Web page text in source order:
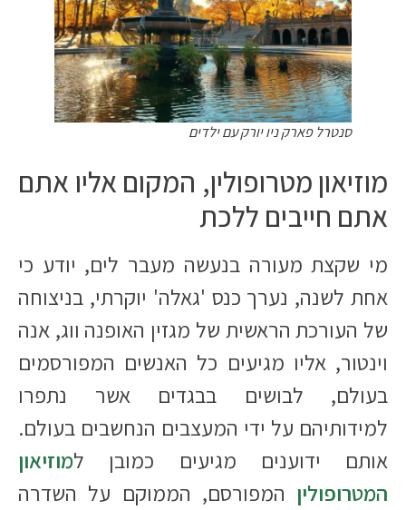
סנטרל פארק ניו יורק עם ילדים
מוזיאון מטרופולין, המקום אליו אתם
אתם חייבים ללכת
מי שקצת מעורה בנעשה מעבר לים, יודע כי
אחת לשנה, נערך כנס 'גאלה' יוקרתי, בניצוחה
של העורכת הראשית של מגזין האופנה ווג, אנה
וינטור, אליו מגיעים כל האנשים המפורסמים
בעולם, לבושים בבגדים אשר נתפרו
למידותיהם על ידי המעצבים הנחשבים בעולם.
אותם ידוענים מגיעים כמובן למוזיאון
המטרופולין המפורסם, הממוקם על השדרה